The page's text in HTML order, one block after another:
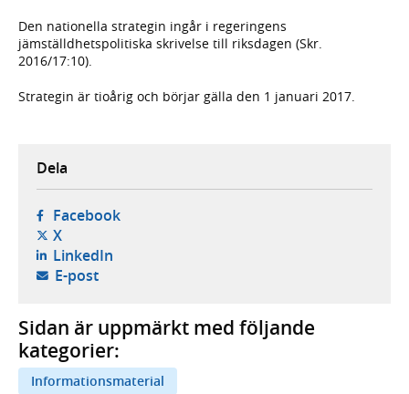
Den nationella strategin ingår i regeringens
jämställdhetspolitiska skrivelse till riksdagen (Skr.
2016/17:10).
Strategin är tioårig och börjar gälla den 1 januari 2017.
Dela
Facebook- öppnas i ny flik, extern webbplats,
X- öppnas i ny flik, extern webbplats,
LinkedIn- öppnas i ny flik, extern webbplats,
E-post- öppnar din e-postklient,
Sidan är uppmärkt med följande
kategorier:
Informationsmaterial